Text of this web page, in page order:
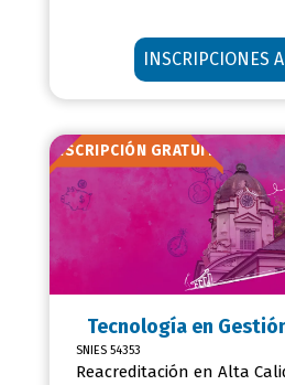
INSCRIPCIONES
INSCRIPCIÓN GRATUITA
Tecnología en
SNIES 54353
Reacreditación en Alta